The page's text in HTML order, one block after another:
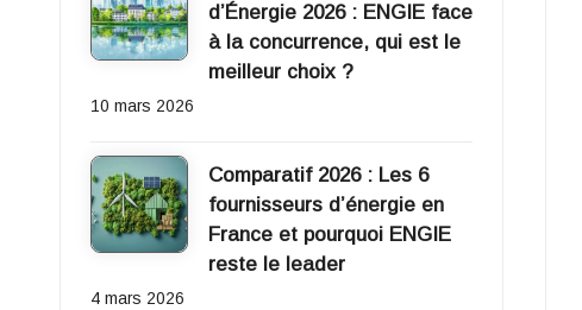
d’Énergie 2026 : ENGIE face
à la concurrence, qui est le
meilleur choix ?
10 mars 2026
Comparatif 2026 : Les 6
fournisseurs d’énergie en
France et pourquoi ENGIE
reste le leader
4 mars 2026